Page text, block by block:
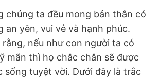
chúng ta đều mong bản thân có
an yên, vui vẻ và hạnh phúc.
nếu như con người ta có
mãn thì họ chắc chắn sẽ được
sống tuyệt vời. Dưới đây là trắc